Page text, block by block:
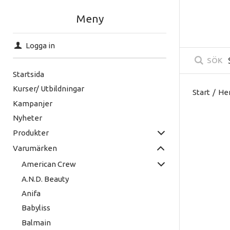
Meny
Logga in
Startsida
Kurser/ Utbildningar
Kampanjer
Nyheter
Produkter
Varumärken
American Crew
A.N.D. Beauty
Anifa
Babyliss
Balmain
SÖK
Start /
Little